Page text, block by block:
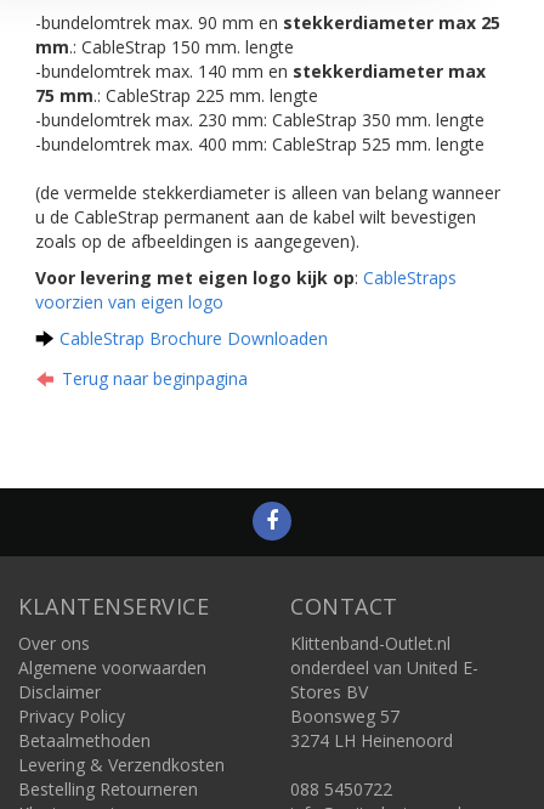
-bundelomtrek max. 90 mm en stekkerdiameter max 25
mm.: CableStrap 150 mm. lengte
-bundelomtrek max. 140 mm en stekkerdiameter max
75 mm.: CableStrap 225 mm. lengte
-bundelomtrek max. 230 mm: CableStrap 350 mm. lengte
-bundelomtrek max. 400 mm: CableStrap 525 mm. lengte
(de vermelde stekkerdiameter is alleen van belang wanneer
u de CableStrap permanent aan de kabel wilt bevestigen
zoals op de afbeeldingen is aangegeven).
Voor levering met eigen logo kijk op: CableStraps
voorzien van eigen logo
CableStrap Brochure Downloaden
Terug naar beginpagina
KLANTENSERVICE
Over ons
Algemene voorwaarden
Disclaimer
Privacy Policy
Betaalmethoden
Levering & Verzendkosten
Bestelling Retourneren
CONTACT
Klittenband-Outlet.nl
onderdeel van United E-
Stores BV
Boonsweg 57
3274 LH Heinenoord
088 5450722